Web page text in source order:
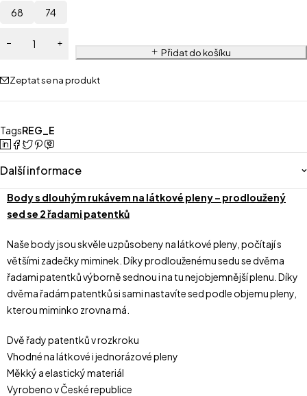
68 74
Přidat do košíku
Zeptat se na produkt
TagsREG_E
Další informace
Body s dlouhým rukávem na látkové pleny – prodloužený
sed se 2 řadami patentků
Naše body jsou skvěle uzpůsobeny na látkové pleny, počítají s
většími zadečky miminek. Díky prodlouženému sedu se dvěma
řadami patentků výborně sednou i na tu nejobjemnější plenu. Díky
dvěma řadám patentků si sami nastavíte sed podle objemu pleny,
kterou miminko zrovna má.
Dvě řady patentků v rozkroku
Vhodné na látkové i jednorázové pleny
Měkký a elastický materiál
Vyrobeno v České republice